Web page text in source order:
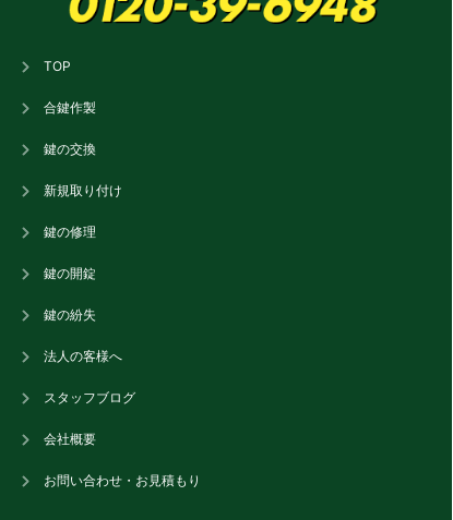
TOP
合鍵作製
鍵の交換
新規取り付け
鍵の修理
鍵の開錠
鍵の紛失
法人の客様へ
スタッフブログ
会社概要
お問い合わせ・お見積もり